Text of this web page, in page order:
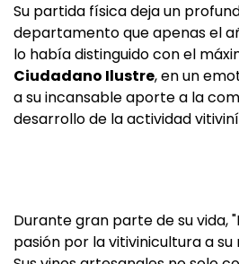
Su partida física deja un
departamento que apenas el
lo había distinguido con el
Ciudadano Ilustre, en un
a su incansable aporte a la
desarrollo de la actividad
Durante gran parte de su vida,
pasión por la vitivinicultura a su